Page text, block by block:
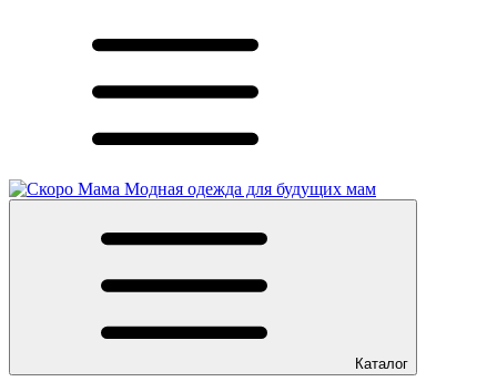
Модная одежда для будущих мам
Каталог